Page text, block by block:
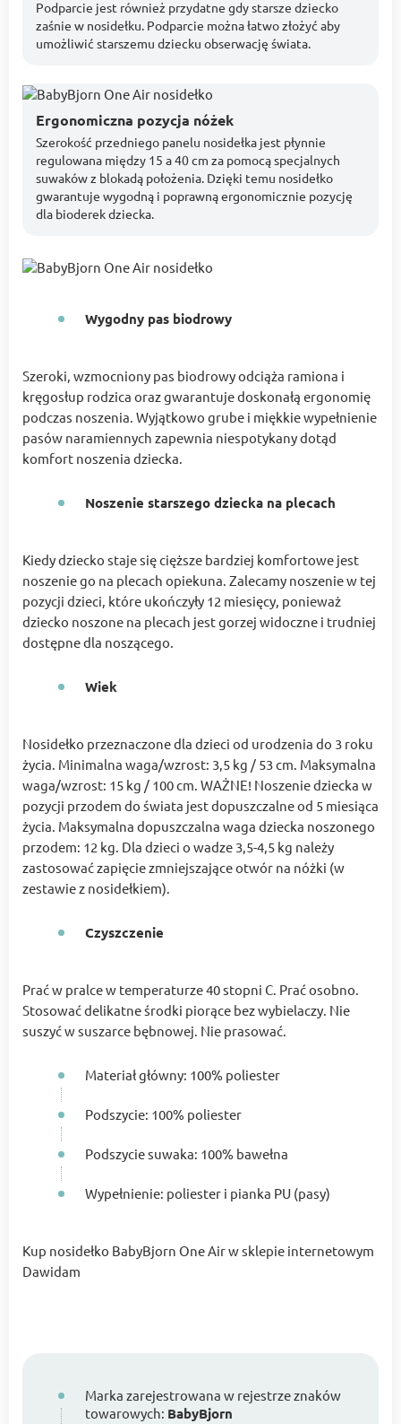
Podparcie jest również przydatne gdy starsze dziecko
zaśnie w nosidełku. Podparcie można łatwo złożyć aby
umożliwić starszemu dziecku obserwację świata.
Ergonomiczna pozycja nóżek
Szerokość przedniego panelu nosidełka jest płynnie
regulowana między 15 a 40 cm za pomocą specjalnych
suwaków z blokadą położenia. Dzięki temu nosidełko
gwarantuje wygodną i poprawną ergonomicznie pozycję
dla bioderek dziecka.
Wygodny pas biodrowy
Szeroki, wzmocniony pas biodrowy odciąża ramiona i
kręgosłup rodzica oraz gwarantuje doskonałą ergonomię
podczas noszenia. Wyjątkowo grube i miękkie wypełnienie
pasów naramiennych zapewnia niespotykany dotąd
komfort noszenia dziecka.
Noszenie starszego dziecka na plecach
Kiedy dziecko staje się cięższe bardziej komfortowe jest
noszenie go na plecach opiekuna. Zalecamy noszenie w tej
pozycji dzieci, które ukończyły 12 miesięcy, ponieważ
dziecko noszone na plecach jest gorzej widoczne i trudniej
dostępne dla noszącego.
Wiek
Nosidełko przeznaczone dla dzieci od urodzenia do 3 roku
życia. Minimalna waga/wzrost: 3,5 kg / 53 cm. Maksymalna
waga/wzrost: 15 kg / 100 cm. WAŻNE! Noszenie dziecka w
pozycji przodem do świata jest dopuszczalne od 5 miesiąca
życia. Maksymalna dopuszczalna waga dziecka noszonego
przodem: 12 kg. Dla dzieci o wadze 3,5-4,5 kg należy
zastosować zapięcie zmniejszające otwór na nóżki (w
zestawie z nosidełkiem).
Czyszczenie
Prać w pralce w temperaturze 40 stopni C. Prać osobno.
Stosować delikatne środki piorące bez wybielaczy. Nie
suszyć w suszarce bębnowej. Nie prasować.
Materiał główny: 100% poliester
Podszycie: 100% poliester
Podszycie suwaka: 100% bawełna
Wypełnienie: poliester i pianka PU (pasy)
Kup nosidełko BabyBjorn One Air w sklepie internetowym
Dawidam
Marka zarejestrowana w rejestrze znaków
towarowych: BabyBjorn